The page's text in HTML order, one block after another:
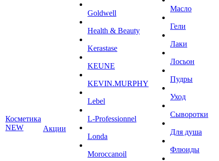
Косметика
NEW
Акции
Goldwell
Health & Beauty
Kerastase
KEUNE
KEVIN.MURPHY
Lebel
L-Professionnel
Londa
Moroccanoil
Масло
Гели
Лаки
Лосьон
Пудры
Уход
Сыворотки
Для душа
Флюиды